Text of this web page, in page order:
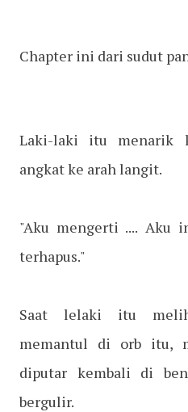
Chapter ini dari sudut
Laki-laki itu menarik
angkat ke arah langit.
"Aku mengerti .... Aku
terhapus."
Saat lelaki itu
memantul di orb itu,
diputar kembali di
bergulir.